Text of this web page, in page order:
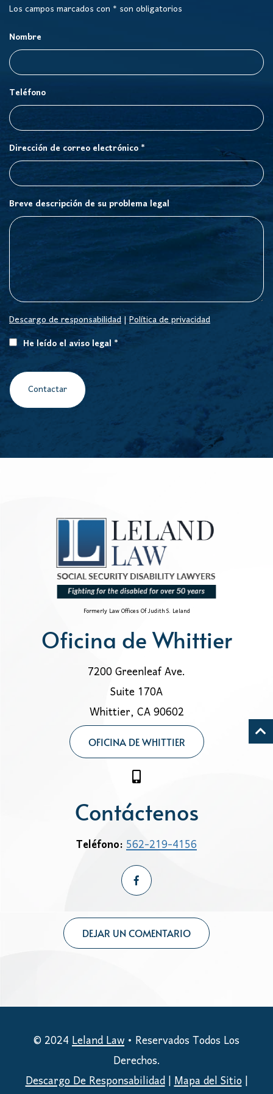
Los campos marcados con * son obligatorios
Nombre
Teléfono
Dirección de correo electrónico *
Breve descripción de su problema legal
Descargo de responsabilidad|Política de privacidad
He leído el aviso legal *
Contactar
Formerly Law Offices Of Judith S. Leland
Oficina de Whittier
7200 Greenleaf Ave.
Suite 170A
Whittier, CA 90602
OFICINA DE WHITTIER
Contáctenos
Teléfono:562-219-4156
DEJAR UN COMENTARIO
© 2024Leland Law• Reservados Todos Los
Derechos.
Descargo De Responsabilidad|Mapa del Sitio|